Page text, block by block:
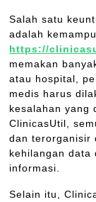
Salah satu
adalah
https://
memakan
atau hospital,
medis harus
kesalahan yang
ClinicasUtil,
dan terorganisir
kehilangan data
informasi.
Selain itu,